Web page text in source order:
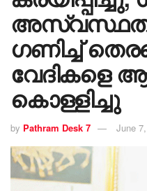
ഗണിച്ച്
വേദികളെ
കൊള്ളിച്ചു
by Pathram Desk 7 June